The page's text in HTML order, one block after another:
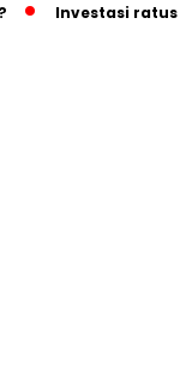
Investasi ratusan